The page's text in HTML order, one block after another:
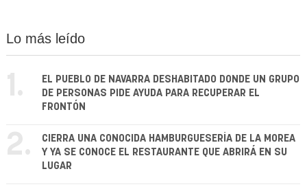
Lo más leído
1.
EL PUEBLO DE NAVARRA DESHABITADO DONDE UN GRUPO
DE PERSONAS PIDE AYUDA PARA RECUPERAR EL
FRONTÓN
2.
CIERRA UNA CONOCIDA HAMBURGUESERÍA DE LA MOREA
Y YA SE CONOCE EL RESTAURANTE QUE ABRIRÁ EN SU
LUGAR